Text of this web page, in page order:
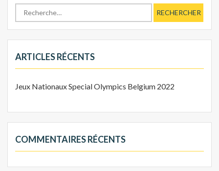
ARTICLES RÉCENTS
Jeux Nationaux Special Olympics Belgium 2022
COMMENTAIRES RÉCENTS